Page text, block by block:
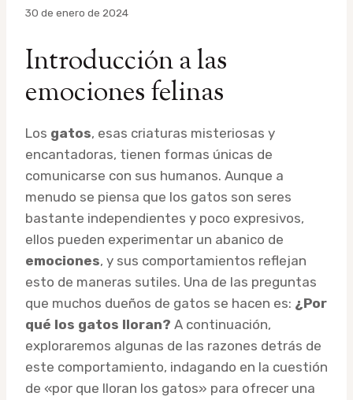
Por
30 de enero de 2024
Introducción a las
emociones felinas
Los gatos, esas criaturas misteriosas y
encantadoras, tienen formas únicas de
comunicarse con sus humanos. Aunque a
menudo se piensa que los gatos son seres
bastante independientes y poco expresivos,
ellos pueden experimentar un abanico de
emociones, y sus comportamientos reflejan
esto de maneras sutiles. Una de las preguntas
que muchos dueños de gatos se hacen es: ¿Por
qué los gatos lloran? A continuación,
exploraremos algunas de las razones detrás de
este comportamiento, indagando en la cuestión
de «por que lloran los gatos» para ofrecer una